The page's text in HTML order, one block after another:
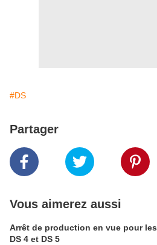
#DS
Partager
Vous aimerez aussi
Arrêt de production en vue pour les
DS 4 et DS 5